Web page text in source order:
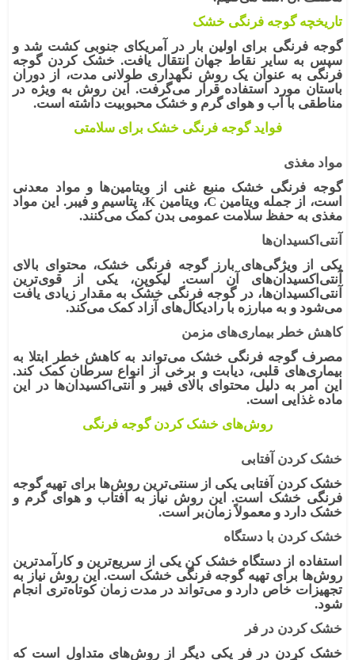
تاریخچه گوجه فرنگی خشک
گوجه فرنگی برای اولین بار در آمریکای جنوبی کشت شد و
سپس به سایر نقاط جهان انتقال یافت. خشک کردن گوجه
فرنگی به عنوان یک روش نگهداری طولانی مدت، از دوران
باستان مورد استفاده قرار می‌گرفت. این روش به ویژه در
مناطقی با آب و هوای گرم و خشک محبوبیت داشته است.
فواید گوجه فرنگی خشک برای سلامتی
مواد مغذی
گوجه فرنگی خشک منبع غنی از ویتامین‌ها و مواد معدنی
است، از جمله ویتامین C، ویتامین K، پتاسیم و فیبر
. این مواد
مغذی به حفظ سلامت عمومی بدن کمک می‌کنند.
آنتی‌اکسیدان‌ها
یکی از ویژگی‌های بارزگوجه فرنگی خشک، محتوای بالای
آنتی‌اکسیدان‌های آن است. لیکوپن، یکی از قوی‌ترین
آنتی‌اکسیدان‌ها، در گوجه فرنگی خشک به مقدار زیادی یافت
می‌شود و به مبارزه با رادیکال‌های آزاد کمک می‌کند.
کاهش خطر بیماری‌های مزمن
مصرف گوجه فرنگی خشک می‌تواند به کاهش خطر ابتلا به
بیماری‌های قلبی، دیابت و برخی از انواع سرطان کمک کند.
این امر به دلیل محتوای بالای فیبر و آنتی‌اکسیدان‌ها در این
ماده غذایی است.
روش‌های خشک کردن گوجه فرنگی
خشک کردن آفتابی
خشک کردن آفتابی یکی از سنتی‌ترین روش‌ها برای تهیه گوجه
فرنگی خشک است. این روش نیاز به آفتاب و هوای گرم و
خشک دارد و معمولاً زمان‌بر است.
خشک کردن با دستگاه
استفاده از دستگاه خشک کن یکی از سریع‌ترین و کارآمدترین
روش‌ها برای تهیه گوجه فرنگی خشک است. این روش نیاز به
تجهیزات خاص دارد و می‌تواند در مدت زمان کوتاه‌تری انجام
شود.
خشک کردن در فر
خشک کردن در فر یکی دیگر از روش‌های متداول است که